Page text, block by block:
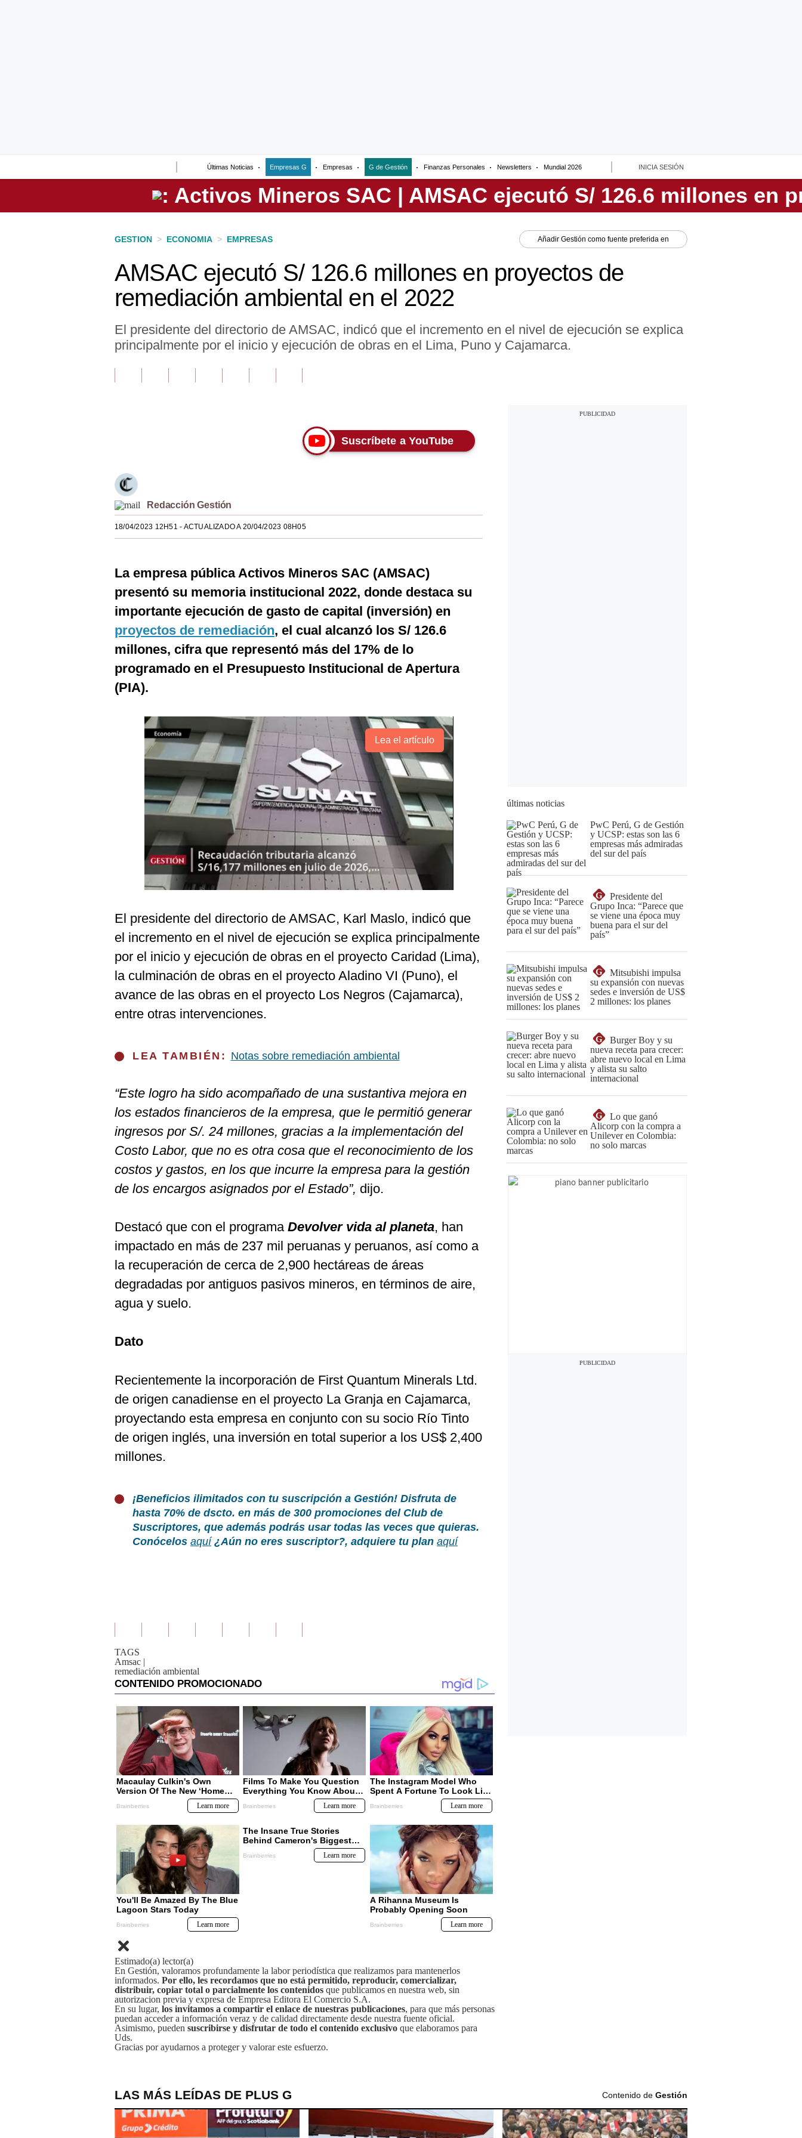
Últimas Noticias Empresas G Empresas G de Gestión Finanzas Personales Newsletters Mundial 2026 INICIA SESIÓN
Perú
GESTION > ECONOMIA > EMPRESAS Añadir Gestión como fuente preferida en
AMSAC ejecutó S/ 126.6 millones en proyectos de
remediación ambiental en el 2022
El presidente del directorio de AMSAC, indicó que el incremento en el nivel de ejecución se explica
principalmente por el inicio y ejecución de obras en el Lima, Puno y Cajamarca.
Suscríbete a YouTube
Redacción Gestión
18/04/2023 12H51 - ACTUALIZADO A 20/04/2023 08H05
La empresa pública Activos Mineros SAC (AMSAC)
presentó su memoria institucional 2022, donde destaca su
importante ejecución de gasto de capital (inversión) en
proyectos de remediación, el cual alcanzó los S/ 126.6
millones, cifra que representó más del 17% de lo
programado en el Presupuesto Institucional de Apertura
(PIA).
Lea el artículo
El presidente del directorio de AMSAC, Karl Maslo, indicó que
el incremento en el nivel de ejecución se explica principalmente
por el inicio y ejecución de obras en el proyecto Caridad (Lima),
la culminación de obras en el proyecto Aladino VI (Puno), el
avance de las obras en el proyecto Los Negros (Cajamarca),
entre otras intervenciones.
LEA TAMBIÉN: Notas sobre remediación ambiental
“Este logro ha sido acompañado de una sustantiva mejora en
los estados financieros de la empresa, que le permitió generar
ingresos por S/. 24 millones, gracias a la implementación del
Costo Labor, que no es otra cosa que el reconocimiento de los
costos y gastos, en los que incurre la empresa para la gestión
de los encargos asignados por el Estado”, dijo.
Destacó que con el programa Devolver vida al planeta, han
impactado en más de 237 mil peruanas y peruanos, así como a
la recuperación de cerca de 2,900 hectáreas de áreas
degradadas por antiguos pasivos mineros, en términos de aire,
agua y suelo.
Dato
Recientemente la incorporación de First Quantum Minerals Ltd.
de origen canadiense en el proyecto La Granja en Cajamarca,
proyectando esta empresa en conjunto con su socio Río Tinto
de origen inglés, una inversión en total superior a los US$ 2,400
millones.
¡Beneficios ilimitados con tu suscripción a Gestión! Disfruta de
hasta 70% de dscto. en más de 300 promociones del Club de
Suscriptores, que además podrás usar todas las veces que quieras.
Conócelos aquí¿Aún no eres suscriptor?, adquiere tu plan aquí
TAGS
Amsac |
remediación ambiental
Estimado(a) lector(a)
En Gestión, valoramos profundamente la labor periodística que realizamos para mantenerlos
informados. Por ello, les recordamos que no está permitido, reproducir, comercializar,
distribuir, copiar total o parcialmente los contenidos que publicamos en nuestra web, sin
autorizacion previa y expresa de Empresa Editora El Comercio S.A.
En su lugar, los invitamos a compartir el enlace de nuestras publicaciones, para que más personas
puedan acceder a información veraz y de calidad directamente desde nuestra fuente oficial.
Asimismo, pueden suscribirse y disfrutar de todo el contenido exclusivo que elaboramos para
Uds.
Gracias por ayudarnos a proteger y valorar este esfuerzo.
últimas noticias
PwC Perú, G de Gestión
y UCSP: estas son las 6
empresas más admiradas
del sur del país
G
Presidente del
Grupo Inca: “Parece que
se viene una época muy
buena para el sur del
país”
G
Mitsubishi impulsa
su expansión con nuevas
sedes e inversión de US$
2 millones: los planes
G
Burger Boy y su
nueva receta para crecer:
abre nuevo local en Lima
y alista su salto
internacional
G
Lo que ganó
Alicorp con la compra a
Unilever en Colombia:
no solo marcas
LAS MÁS LEÍDAS DE PLUS G Contenido de Gestión